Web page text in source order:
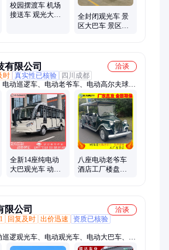
校园摆渡车 机场
接送车 观光大巴
全封闭观光车 景
区大巴车 景区观
有限公司
洽谈
时 真实性已核验
四川成都
电动巡逻车、电动老爷车、电动高尔夫球
动送餐车、电动洗地车、电动车工厂
全新14座纯电动
大巴观光车 动力
八座电动老爷车
酒店工厂楼盘看
限公司
洽谈
回复及时 出价迅速
资质已核验
逻观光车、电动观光车、电动大巴车、高
动观光车、四轮电动观光车、四轮电动大巴